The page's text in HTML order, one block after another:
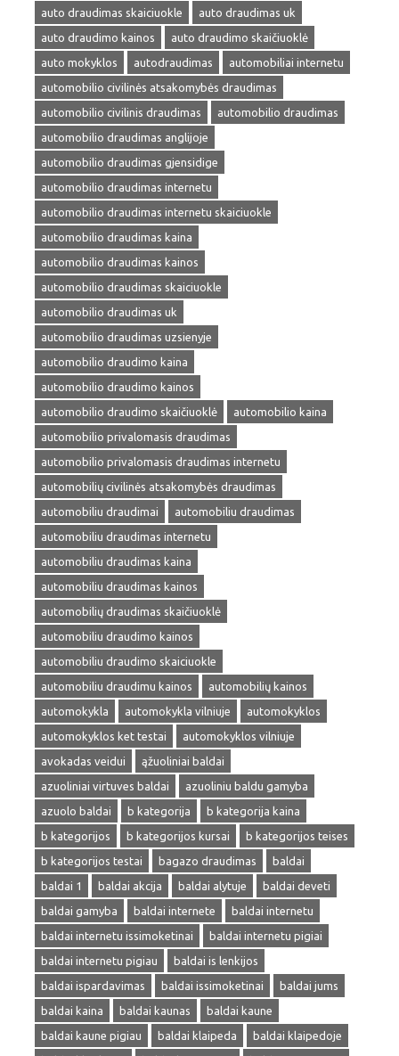
auto draudimas skaiciuokle
auto draudimas uk
auto draudimo kainos
auto draudimo skaičiuoklė
auto mokyklos
autodraudimas
automobiliai internetu
automobilio civilinės atsakomybės draudimas
automobilio civilinis draudimas
automobilio draudimas
automobilio draudimas anglijoje
automobilio draudimas gjensidige
automobilio draudimas internetu
automobilio draudimas internetu skaiciuokle
automobilio draudimas kaina
automobilio draudimas kainos
automobilio draudimas skaiciuokle
automobilio draudimas uk
automobilio draudimas uzsienyje
automobilio draudimo kaina
automobilio draudimo kainos
automobilio draudimo skaičiuoklė
automobilio kaina
automobilio privalomasis draudimas
automobilio privalomasis draudimas internetu
automobilių civilinės atsakomybės draudimas
automobiliu draudimai
automobiliu draudimas
automobiliu draudimas internetu
automobiliu draudimas kaina
automobiliu draudimas kainos
automobilių draudimas skaičiuoklė
automobiliu draudimo kainos
automobiliu draudimo skaiciuokle
automobiliu draudimu kainos
automobilių kainos
automokykla
automokykla vilniuje
automokyklos
automokyklos ket testai
automokyklos vilniuje
avokadas veidui
ąžuoliniai baldai
azuoliniai virtuves baldai
azuoliniu baldu gamyba
azuolo baldai
b kategorija
b kategorija kaina
b kategorijos
b kategorijos kursai
b kategorijos teises
b kategorijos testai
bagazo draudimas
baldai
baldai 1
baldai akcija baldai alytuje
baldai deveti
baldai gamyba
baldai internete
baldai internetu
baldai internetu issimoketinai
baldai internetu pigiai
baldai internetu pigiau
baldai is lenkijos
baldai ispardavimas
baldai issimoketinai
baldai jums
baldai kaina
baldai kaunas
baldai kaune
baldai kaune pigiau
baldai klaipeda
baldai klaipedoje